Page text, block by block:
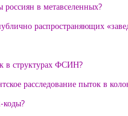
в метавселенных?
распространяющих
в структурах ФСИН?
расследование пыток в
коды?